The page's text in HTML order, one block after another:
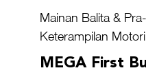
Mainan Balita &
Keterampilan
MEGA First